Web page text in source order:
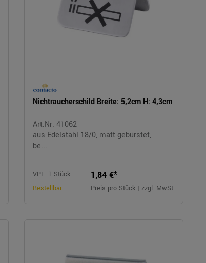
Nichtraucherschild Breite: 5,2cm H: 4,3cm
Art.Nr. 41062
aus Edelstahl 18/0, matt gebürstet,
be...
VPE: 1 Stück
Bestellbar
1,84 €*
Preis pro Stück | zzgl. MwSt.